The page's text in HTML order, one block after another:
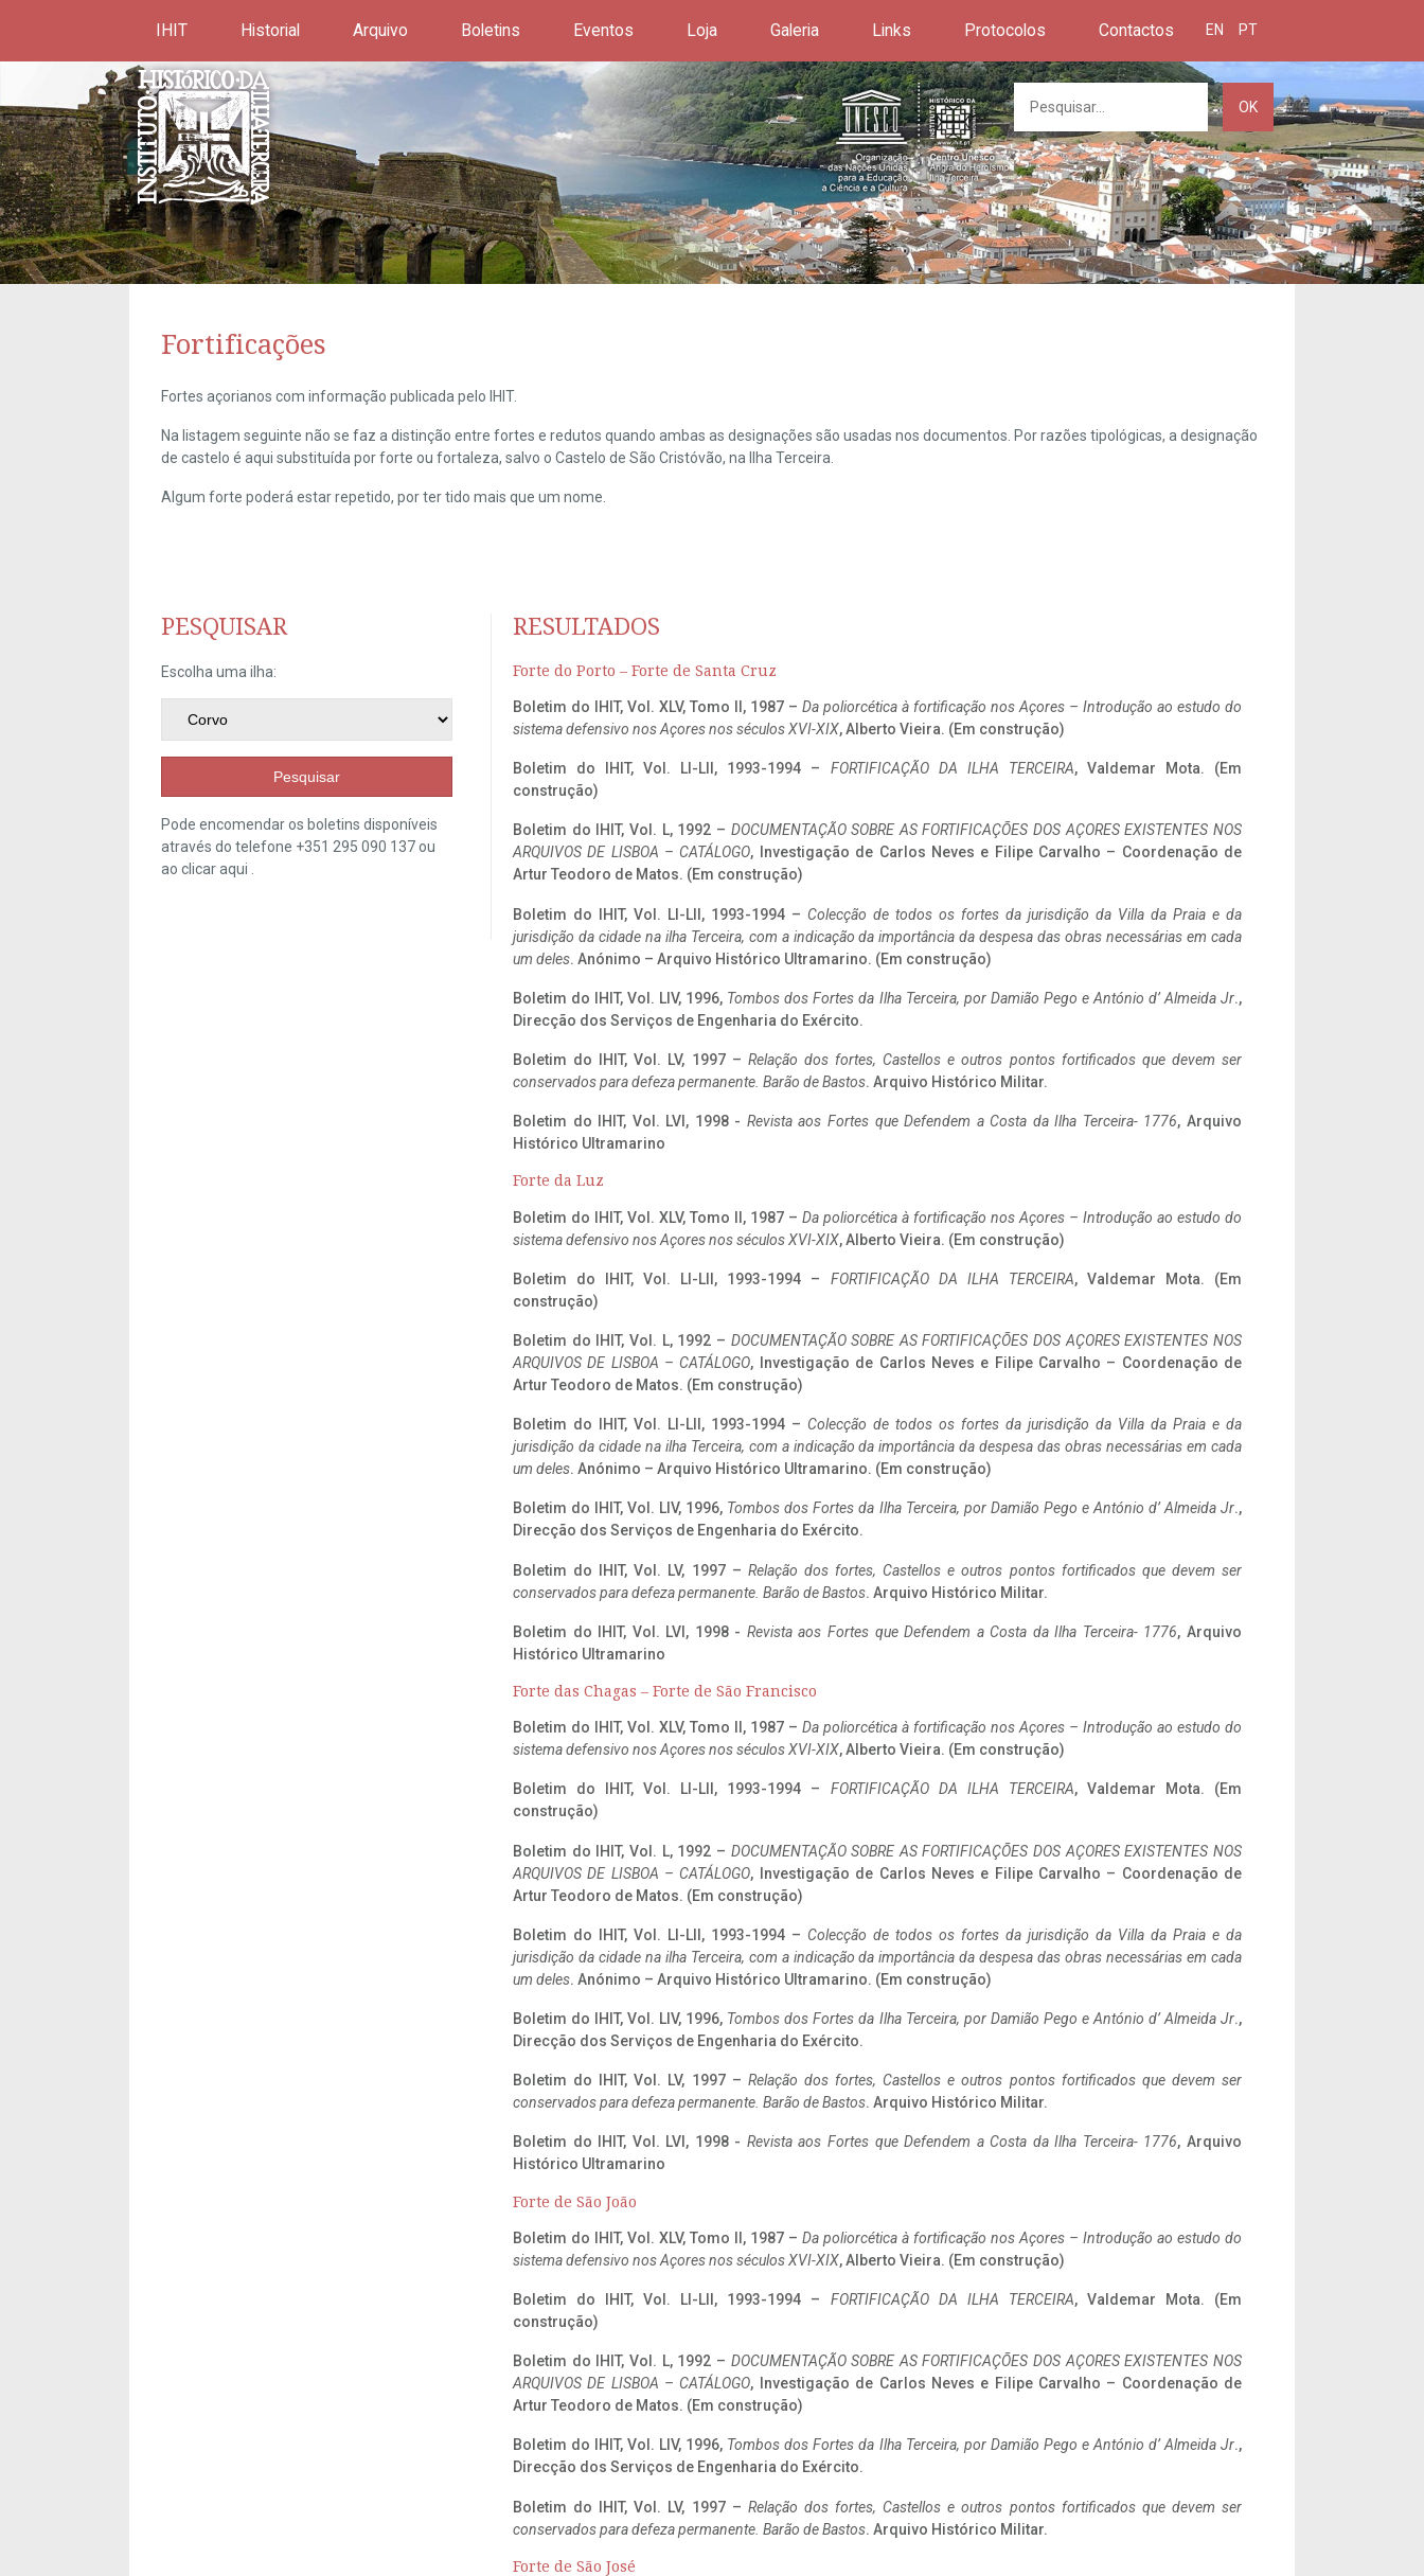
IHIT Historial Arquivo Boletins Eventos Loja Galeria Links Protocolos Contactos EN PT
OK
Fortificações
Fortes açorianos com informação publicada pelo IHIT.
Na listagem seguinte não se faz a distinção entre fortes e redutos quando ambas as designações são usadas nos documentos. Por razões tipológicas, a designação
de castelo é aqui substituída por forte ou fortaleza, salvo o Castelo de São Cristóvão, na Ilha Terceira.
Algum forte poderá estar repetido, por ter tido mais que um nome.
PESQUISAR
Escolha uma ilha:
Pesquisar
Pode encomendar os boletins disponíveis
através do telefone +351 295 090 137 ou
ao clicaraqui
RESULTADOS
Forte do Porto – Forte de Santa Cruz
Boletim do IHIT, Vol. XLV, Tomo II, 1987 – Da poliorcética à fortificação nos Açores – Introdução ao estudo do
sistema defensivo nos Açores nos séculos XVI-XIX, Alberto Vieira. (Em construção)
Boletim do IHIT, Vol. LI-LII, 1993-1994 – FORTIFICAÇÃO DA ILHA TERCEIRA, Valdemar Mota. (Em
construção)
Boletim do IHIT, Vol. L, 1992 – DOCUMENTAÇÃO SOBRE AS FORTIFICAÇÕES DOS AÇORES EXISTENTES NOS
ARQUIVOS DE LISBOA – CATÁLOGO, Investigação de Carlos Neves e Filipe Carvalho – Coordenação de
Artur Teodoro de Matos. (Em construção)
Boletim do IHIT, Vol. LI-LII, 1993-1994 – Colecção de todos os fortes da jurisdição da Villa da Praia e da
jurisdição da cidade na ilha Terceira, com a indicação da importância da despesa das obras necessárias em cada
um deles. Anónimo – Arquivo Histórico Ultramarino. (Em construção)
Boletim do IHIT, Vol. LIV, 1996, Tombos dos Fortes da Ilha Terceira, por Damião Pego e António d’ Almeida Jr.,
Direcção dos Serviços de Engenharia do Exército.
Boletim do IHIT, Vol. LV, 1997 – Relação dos fortes, Castellos e outros pontos fortificados que devem ser
conservados para defeza permanente. Barão de Bastos. Arquivo Histórico Militar.
Boletim do IHIT, Vol. LVI, 1998 - Revista aos Fortes que Defendem a Costa da Ilha Terceira- 1776, Arquivo
Histórico Ultramarino
Forte da Luz
Boletim do IHIT, Vol. XLV, Tomo II, 1987 – Da poliorcética à fortificação nos Açores – Introdução ao estudo do
sistema defensivo nos Açores nos séculos XVI-XIX, Alberto Vieira. (Em construção)
Boletim do IHIT, Vol. LI-LII, 1993-1994 – FORTIFICAÇÃO DA ILHA TERCEIRA, Valdemar Mota. (Em
construção)
Boletim do IHIT, Vol. L, 1992 – DOCUMENTAÇÃO SOBRE AS FORTIFICAÇÕES DOS AÇORES EXISTENTES NOS
ARQUIVOS DE LISBOA – CATÁLOGO, Investigação de Carlos Neves e Filipe Carvalho – Coordenação de
Artur Teodoro de Matos. (Em construção)
Boletim do IHIT, Vol. LI-LII, 1993-1994 – Colecção de todos os fortes da jurisdição da Villa da Praia e da
jurisdição da cidade na ilha Terceira, com a indicação da importância da despesa das obras necessárias em cada
um deles. Anónimo – Arquivo Histórico Ultramarino. (Em construção)
Boletim do IHIT, Vol. LIV, 1996, Tombos dos Fortes da Ilha Terceira, por Damião Pego e António d’ Almeida Jr.,
Direcção dos Serviços de Engenharia do Exército.
Boletim do IHIT, Vol. LV, 1997 – Relação dos fortes, Castellos e outros pontos fortificados que devem ser
conservados para defeza permanente. Barão de Bastos. Arquivo Histórico Militar.
Boletim do IHIT, Vol. LVI, 1998 - Revista aos Fortes que Defendem a Costa da Ilha Terceira- 1776, Arquivo
Histórico Ultramarino
Forte das Chagas – Forte de São Francisco
Boletim do IHIT, Vol. XLV, Tomo II, 1987 – Da poliorcética à fortificação nos Açores – Introdução ao estudo do
sistema defensivo nos Açores nos séculos XVI-XIX, Alberto Vieira. (Em construção)
Boletim do IHIT, Vol. LI-LII, 1993-1994 – FORTIFICAÇÃO DA ILHA TERCEIRA, Valdemar Mota. (Em
construção)
Boletim do IHIT, Vol. L, 1992 – DOCUMENTAÇÃO SOBRE AS FORTIFICAÇÕES DOS AÇORES EXISTENTES NOS
ARQUIVOS DE LISBOA – CATÁLOGO, Investigação de Carlos Neves e Filipe Carvalho – Coordenação de
Artur Teodoro de Matos. (Em construção)
Boletim do IHIT, Vol. LI-LII, 1993-1994 – Colecção de todos os fortes da jurisdição da Villa da Praia e da
jurisdição da cidade na ilha Terceira, com a indicação da importância da despesa das obras necessárias em cada
um deles. Anónimo – Arquivo Histórico Ultramarino. (Em construção)
Boletim do IHIT, Vol. LIV, 1996, Tombos dos Fortes da Ilha Terceira, por Damião Pego e António d’ Almeida Jr.,
Direcção dos Serviços de Engenharia do Exército.
Boletim do IHIT, Vol. LV, 1997 – Relação dos fortes, Castellos e outros pontos fortificados que devem ser
conservados para defeza permanente. Barão de Bastos. Arquivo Histórico Militar.
Boletim do IHIT, Vol. LVI, 1998 - Revista aos Fortes que Defendem a Costa da Ilha Terceira- 1776, Arquivo
Histórico Ultramarino
Forte de São João
Boletim do IHIT, Vol. XLV, Tomo II, 1987 – Da poliorcética à fortificação nos Açores – Introdução ao estudo do
sistema defensivo nos Açores nos séculos XVI-XIX, Alberto Vieira. (Em construção)
Boletim do IHIT, Vol. LI-LII, 1993-1994 – FORTIFICAÇÃO DA ILHA TERCEIRA, Valdemar Mota. (Em
construção)
Boletim do IHIT, Vol. L, 1992 – DOCUMENTAÇÃO SOBRE AS FORTIFICAÇÕES DOS AÇORES EXISTENTES NOS
ARQUIVOS DE LISBOA – CATÁLOGO, Investigação de Carlos Neves e Filipe Carvalho – Coordenação de
Artur Teodoro de Matos. (Em construção)
Boletim do IHIT, Vol. LIV, 1996, Tombos dos Fortes da Ilha Terceira, por Damião Pego e António d’ Almeida Jr.,
Direcção dos Serviços de Engenharia do Exército.
Boletim do IHIT, Vol. LV, 1997 – Relação dos fortes, Castellos e outros pontos fortificados que devem ser
conservados para defeza permanente. Barão de Bastos. Arquivo Histórico Militar.
Forte de São José